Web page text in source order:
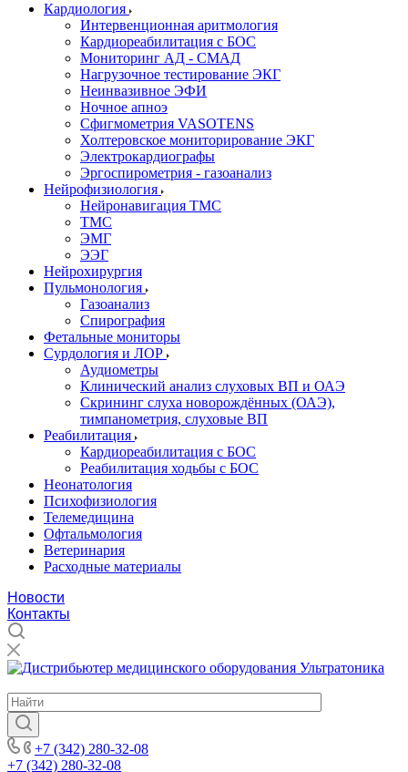
Кардиология
Интервенционная аритмология
Кардиореабилитация с БОС
Мониторинг АД - СМАД
Нагрузочное тестирование ЭКГ
Неинвазивное ЭФИ
Ночное апноэ
Сфигмометрия VASOTENS
Холтеровское мониторирование ЭКГ
Электрокардиографы
Эргоспирометрия - газоанализ
Нейрофизиология
Нейронавигация ТМС
ТМС
ЭМГ
ЭЭГ
Нейрохирургия
Пульмонология
Газоанализ
Спирография
Фетальные мониторы
Сурдология и ЛОР
Аудиометры
Клинический анализ слуховых ВП и ОАЭ
Скрининг слуха новорождённых (ОАЭ),
тимпанометрия, слуховые ВП
Реабилитация
Кардиореабилитация с БОС
Реабилитация ходьбы с БОС
Неонатология
Психофизиология
Телемедицина
Офтальмология
Ветеринария
Расходные материалы
Новости
Контакты
+7 (342) 280-32-08
+7 (342) 280-32-08